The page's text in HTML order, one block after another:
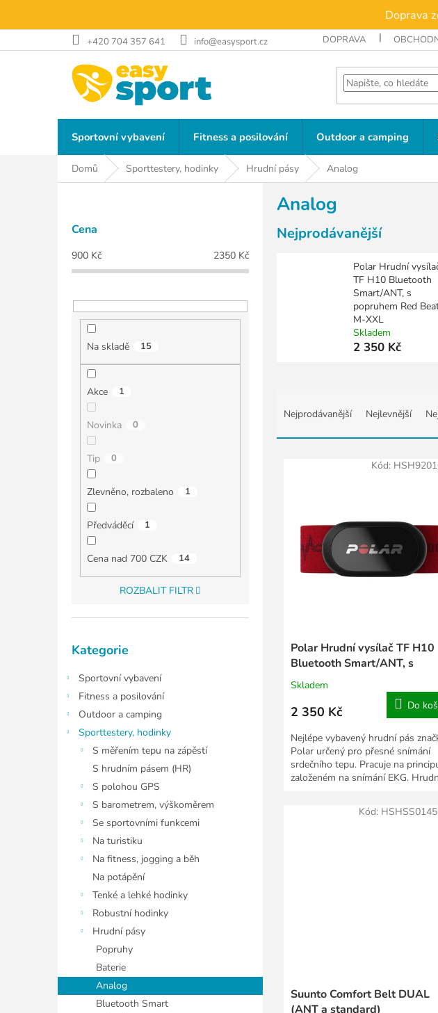
obsah
Doprava
+420 704 357 641 info@easysport.cz DOPRAVA
Sportovní vybavení Fitness a posilování Outdoor a camping
Domů Sporttestery, hodinky Hrudní pásy Analog
P
Cena
900 Kč 2350 Kč
Na skladě 15
Akce 1
Novinka 0
Tip 0
Zlevněno, rozbaleno 1
Předváděcí 1
Cena nad 700 CZK 14
ROZBALIT FILTR
kategorie
Kategorie
Sportovní vybavení
Fitness a posilování
Outdoor a camping
Sporttestery, hodinky
S měřením tepu na zápěstí
S hrudním pásem (HR)
S polohou GPS
S barometrem, výškoměrem
Se sportovními funkcemi
Na turistiku
Na fitness, jogging a běh
Na potápění
Tenké a lehké hodinky
Robustní hodinky
Hrudní pásy
Popruhy
Baterie
Analog
Bluetooth Smart
Analog
Nejprodávanější
Polar Hrudní
TF H10 Bluetooth
Smart/ANT, s
popruhem Red
M-XXL
Skladem
2 350 Kč
e
Nejprodávanější Nejlevnější
Polar Hrudní vysílač TF H10
Bluetooth Smart/ANT, s
popruhem Red Beat, M-XXL
Skladem
2 350 Kč Do
Nejlépe vybavený hrudní pás
Polar určený pro přesné snímání
srdečního tepu. Pracuje na
založeném na snímání EKG.
Kód:
Suunto Comfort Belt DUAL
(ANT a standard)
Kód: